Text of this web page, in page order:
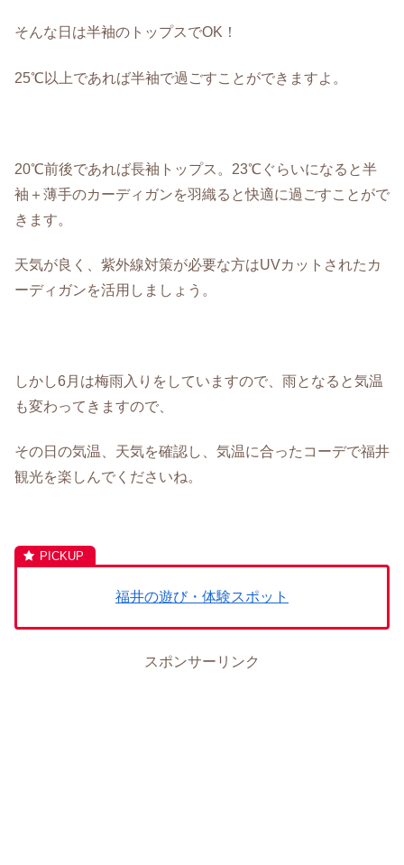
そんな日は半袖のトップスでOK！
25℃以上であれば半袖で過ごすことができますよ。
20℃前後であれば長袖トップス。23℃ぐらいになると半
袖＋薄手のカーディガンを羽織ると快適に過ごすことがで
きます。
天気が良く、紫外線対策が必要な方はUVカットされたカ
ーディガンを活用しましょう。
しかし6月は梅雨入りをしていますので、雨となると気温
も変わってきますので、
その日の気温、天気を確認し、気温に合ったコーデで福井
観光を楽しんでくださいね。
福井の遊び・体験スポット
スポンサーリンク